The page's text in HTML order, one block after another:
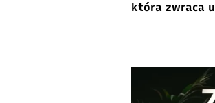
która zwraca